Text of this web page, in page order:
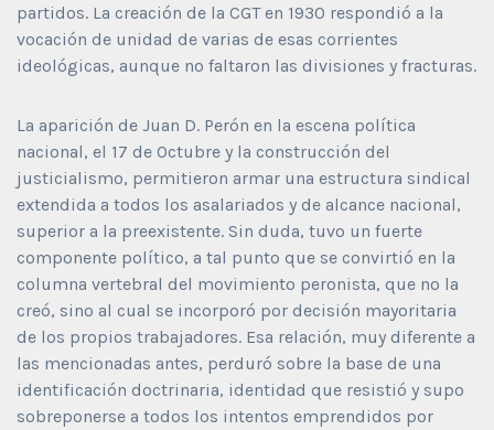
partidos. La creación de la CGT en 1930 respondió a la
vocación de unidad de varias de esas corrientes
ideológicas, aunque no faltaron las divisiones y fracturas.
La aparición de Juan D. Perón en la escena política
nacional, el 17 de Octubre y la construcción del
justicialismo, permitieron armar una estructura sindical
extendida a todos los asalariados y de alcance nacional,
superior a la preexistente. Sin duda, tuvo un fuerte
componente político, a tal punto que se convirtió en la
columna vertebral del movimiento peronista, que no la
creó, sino al cual se incorporó por decisión mayoritaria
de los propios trabajadores. Esa relación, muy diferente a
las mencionadas antes, perduró sobre la base de una
identificación doctrinaria, identidad que resistió y supo
sobreponerse a todos los intentos emprendidos por